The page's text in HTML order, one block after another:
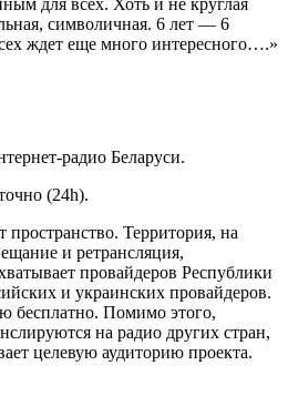
для всех. Хоть и не круглая
символичная. 6 лет — 6
ждет еще много интересного….»
радио Беларуси.
(24h).
Территория, на
и ретрансляция,
провайдеров Республики
и украинских провайдеров.
бесплатно. Помимо этого,
на радио других стран,
целевую аудиторию проекта.